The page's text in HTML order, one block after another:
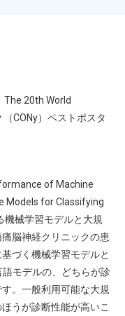
The 20th World
CONy）ベストポスタ
of Machine
Models for Classifying
機械学習モデルと大規
脳神経クリニックの患
づく機械学習モデルと
モデルの、どちらが診
。一般利用可能な大規
うが診断性能が高いこ